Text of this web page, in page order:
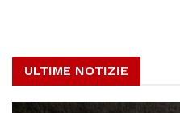
ULTIME NOTIZIE